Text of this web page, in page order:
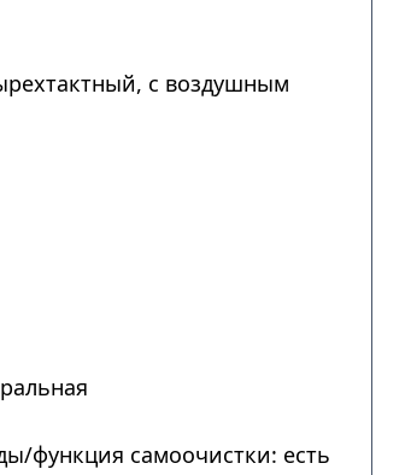
с воздушным
функция самоочистки: есть